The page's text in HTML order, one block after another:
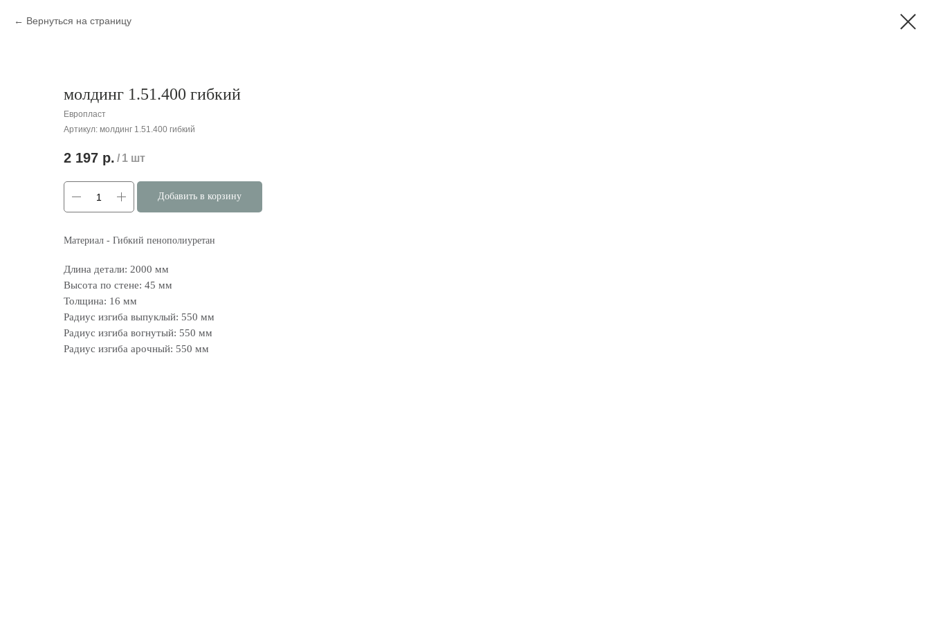
Вернуться на страницу
молдинг 1.51.400 гибкий
Европласт
Артикул: молдинг 1.51.400 гибкий
2 197 р. / 1 шт
Добавить в корзину
Материал - Гибкий пенополиуретан
Длина детали: 2000 мм
Высота по стене: 45 мм
Толщина: 16 мм
Радиус изгиба выпуклый: 550 мм
Радиус изгиба вогнутый: 550 мм
Радиус изгиба арочный: 550 мм